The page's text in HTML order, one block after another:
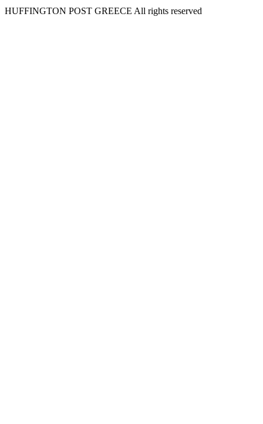
HUFFINGTON POST GREECE All rights reserved